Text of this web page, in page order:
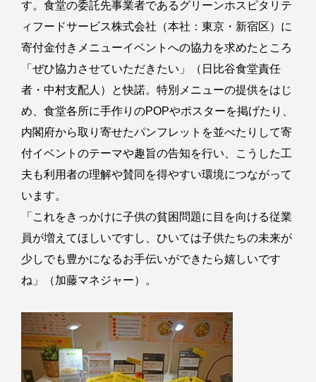
す。食堂の委託先事業者であるグリーンホスピタリテ
ィフードサービス株式会社（本社：東京・新宿区）に
寄付金付きメニューイベントへの協力を求めたところ
「ぜひ協力させていただきたい」（日比谷食堂責任
者・中村支配人）と快諾。特別メニューの提供をはじ
め、食堂各所に手作りのPOPやポスターを掲げたり、
内閣府から取り寄せたパンフレットを並べたりして寄
付イベントのテーマや趣旨の告知を行い、こうした工
夫も利用者の理解や賛同を得やすい環境につながって
います。
「これをきっかけに子供の貧困問題に目を向ける従業
員が増えてほしいですし、ひいては子供たちの未来が
少しでも豊かになるお手伝いができたら嬉しいです
ね」（加藤マネジャー）。